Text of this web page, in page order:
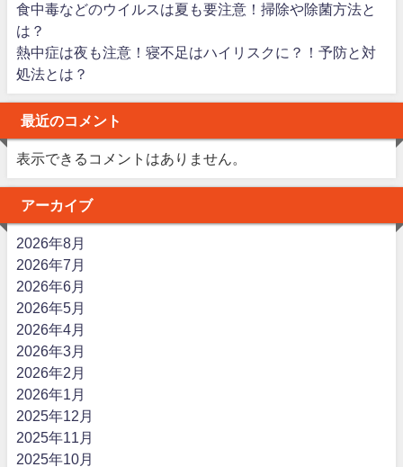
食中毒などのウイルスは夏も要注意！掃除や除菌方法と
は？
熱中症は夜も注意！寝不足はハイリスクに？！予防と対
処法とは？
最近のコメント
表示できるコメントはありません。
アーカイブ
2026年8月
2026年7月
2026年6月
2026年5月
2026年4月
2026年3月
2026年2月
2026年1月
2025年12月
2025年11月
2025年10月